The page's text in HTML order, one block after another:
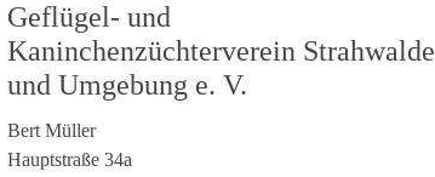
Geflügel- und
Kaninchenzüchterverein Strahwalde
und Umgebung e. V.
Bert Müller
Hauptstraße 34a